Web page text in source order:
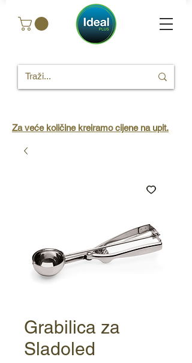
Za veće količine kreiramo cijene na upit.
Grabilica za
Sladoled